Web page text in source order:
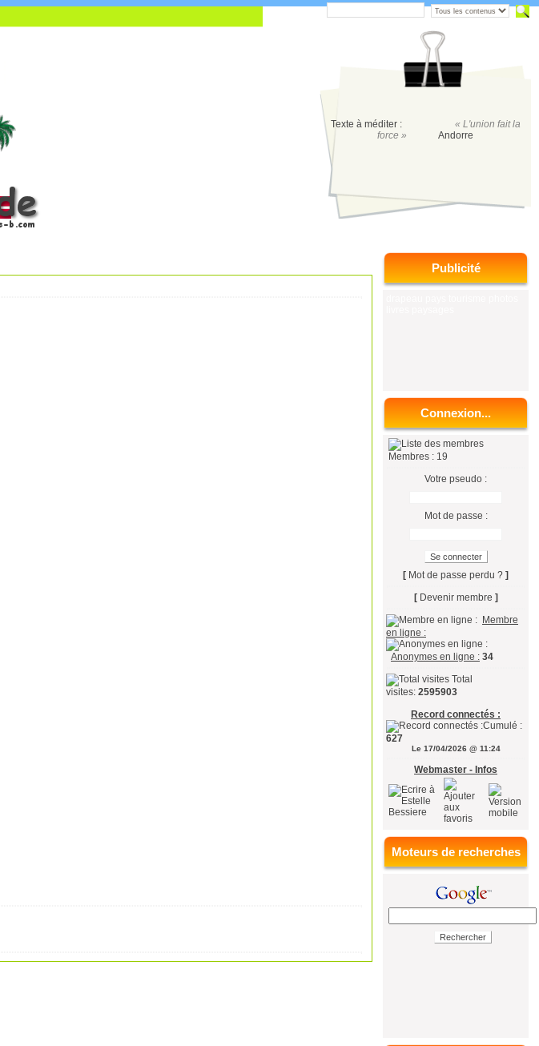
Texte à méditer :
« L'union fait la
force »
Andorre
Publicité
Connexion...
Membres : 19
Votre pseudo :
Mot de passe :
[ Mot de passe perdu ? ]
[ Devenir membre ]
Membre
en ligne :
Anonymes en ligne : 34
Total
visites: 2595903
Record connectés :
Cumulé :
627
Le 17/04/2026 @ 11:24
Webmaster - Infos
Moteurs de recherches